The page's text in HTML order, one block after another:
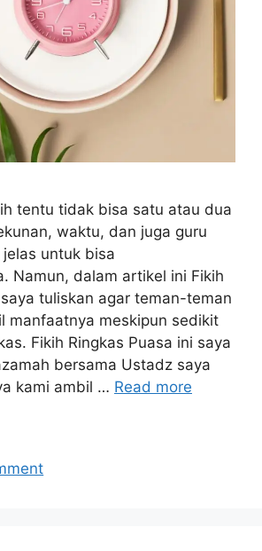
tentu tidak bisa satu atau dua
waktu, dan juga guru
untuk bisa
Namun, dalam artikel ini Fikih
tuliskan agar teman-teman
manfaatnya meskipun sedikit
Fikih Ringkas Puasa ini saya
bersama Ustadz saya
kami ambil … Read more